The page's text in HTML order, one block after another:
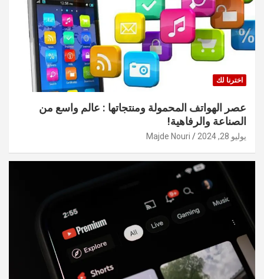
اخترنا لك
عصر الهواتف المحمولة ومنتجاتها : عالم واسع من
الصناعة والرفاهية!
يوليو 28, 2024 Majde Nouri